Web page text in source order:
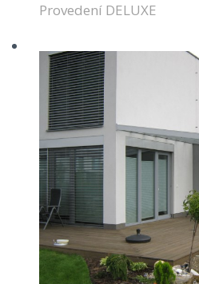
Provedení DELUXE